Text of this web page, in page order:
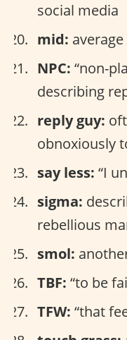
social media
mid: average
NPC: “non-
describing
reply guy:
obnoxiously
say less: “I
sigma:
rebellious
smol:
TBF: “to be
TFW: “that